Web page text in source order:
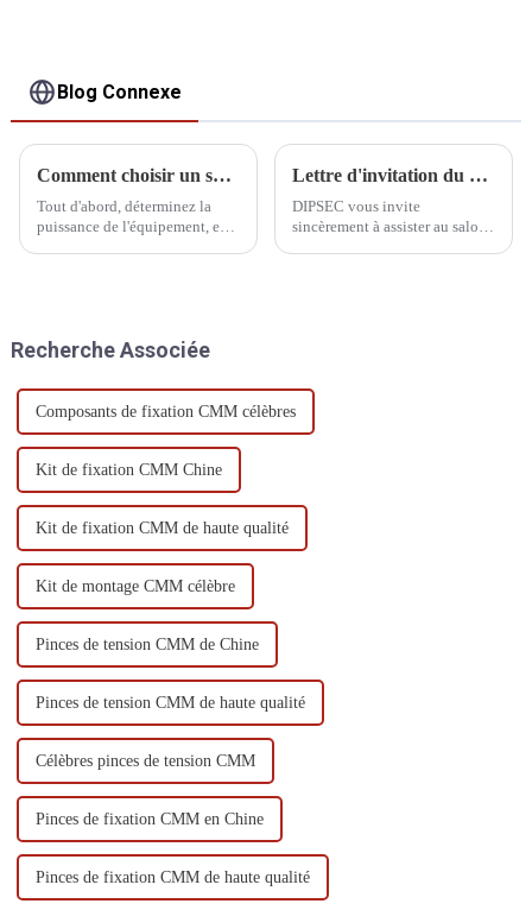
Blog Connexe
Comment choisir un système d'alimentation sans interruption UPS pour CMM
Tout d'abord, déterminez la
puissance de l'équipement, en
puissance ...
Lettre d'invitation du CIMT
DIPSEC vous invite
sincèrement à assister au salon
Recherche Associée
Composants de fixation CMM célèbres
Kit de fixation CMM Chine
Kit de fixation CMM de haute qualité
Kit de montage CMM célèbre
Pinces de tension CMM de Chine
Pinces de tension CMM de haute qualité
Célèbres pinces de tension CMM
Pinces de fixation CMM en Chine
Pinces de fixation CMM de haute qualité